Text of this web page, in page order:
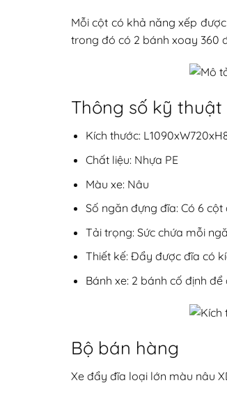
Mỗi cột có khả năng xếp
trong đó có 2 bánh xoay 360
Thông số kỹ thuật
Kích thước:
Chất liệu: Nhựa PE
Màu xe: Nâu
Số ngăn đựng đĩa: Có 6
Tải trọng: Sức chứa mỗi
Thiết kế: Đẩy được đĩa có
Bánh xe: 2 bánh cố định
Bộ bán hàng
Xe đẩy đĩa loại lớn màu nâu